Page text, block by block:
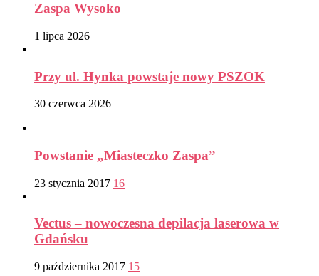
Zaspa Wysoko
1 lipca 2026
Przy ul. Hynka powstaje nowy PSZOK
30 czerwca 2026
Powstanie „Miasteczko Zaspa”
23 stycznia 2017 16
Vectus – nowoczesna depilacja laserowa w
Gdańsku
9 października 2017 15